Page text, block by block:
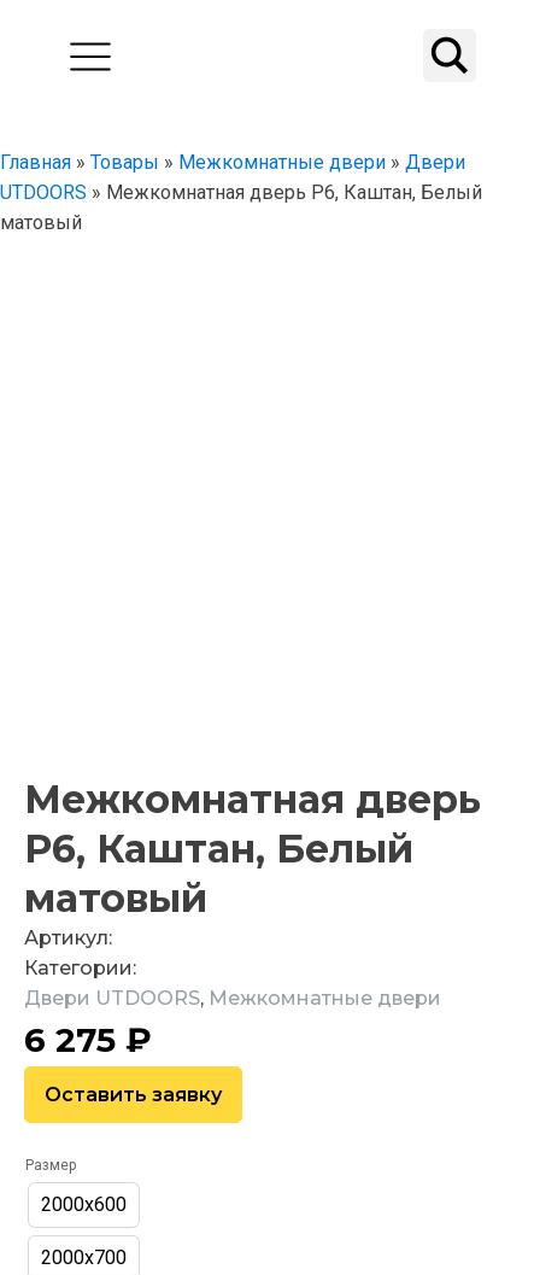
Главная » Товары » Межкомнатные двери » Двери
UTDOORS » Межкомнатная дверь P6, Каштан, Белый
матовый
Межкомнатная дверь
P6, Каштан, Белый
матовый
Артикул:
Категории:
Двери UTDOORS, Межкомнатные двери
6 275 ₽
Оставить заявку
Размер
2000х600
2000х700